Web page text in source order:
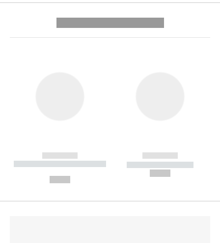
------------
----------- ----------- --------
------------
----------- -----------